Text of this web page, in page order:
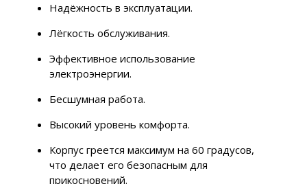
Надёжность в эксплуатации.
Лёгкость обслуживания.
Эффективное использование
электроэнергии.
Бесшумная работа.
Высокий уровень комфорта.
Корпус греется максимум на 60 градусов,
что делает его безопасным для
прикосновений.